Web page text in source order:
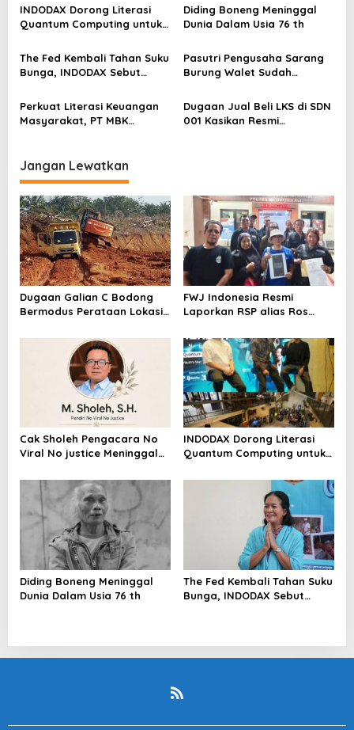
o
s
INDODAX Dorong Literasi
Quantum Computing untuk
Blockchain
Diding Boneng Meninggal
Dunia Dalam Usia 76 th
The Fed Kembali Tahan Suku
Bunga, INDODAX Sebut
Sentimen Pasar
Pasutri Pengusaha Sarang
Burung Walet Sudah
Pelapor Desak Polda Jambi
Segera Lakukan Penahanan
Perkuat Literasi Keuangan
Masyarakat, PT MBK
Dugaan Jual Beli LKS di SDN
001 Kasikan Resmi
Jangan Lewatkan
Dugaan Galian C Bodong
Bermodus Perataan Lokasi
Riau Akan Tinjauan Lokasi
FWJ Indonesia Resmi
Laporkan RSP alias Ros
Cak Sholeh Pengacara No
Viral No justice Meninggal
INDODAX Dorong Literasi
Quantum Computing untuk
Blockchain
Diding Boneng Meninggal
Dunia Dalam Usia 76 th
The Fed Kembali Tahan Suku
Bunga, INDODAX Sebut